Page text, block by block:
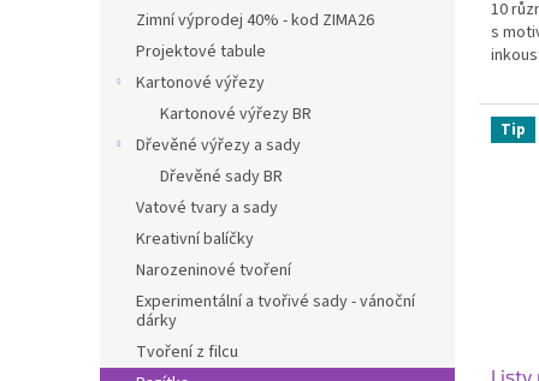
Zimní výprodej 40% - kod ZIMA26
Projektové tabule
Kartonové výřezy
Kartonové výřezy BR
Dřevěné výřezy a sady
Dřevěné sady BR
Vatové tvary a sady
Kreativní balíčky
Narozeninové tvoření
Experimentální a tvořivé sady - vánoční
dárky
Tvoření z filcu
10
s
Tip
Listy